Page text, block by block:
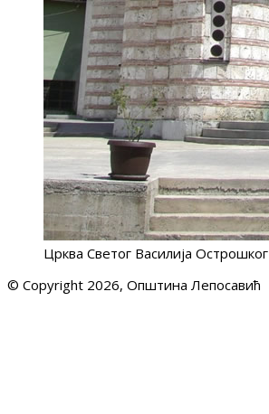
Црква Светог Василија Острошког
© Copyright 2026, Општина Лепосавић